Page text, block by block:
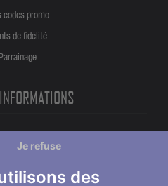
des
Je refuse
codes promo
de fidélité
Parrainage
moment directement partir de la
informations de contact dans les
du site.